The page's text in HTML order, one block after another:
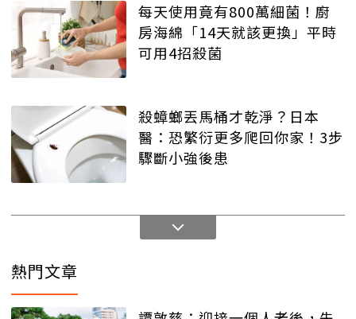
每天使用竟有800萬細菌！廚
房海綿「14天就該更換」平時
可用4招殺菌
殺蟑螂丟馬桶才乾淨？日本
醫：恐繁衍更多爬回你家！3步
驟斷小強後患
熱門文章